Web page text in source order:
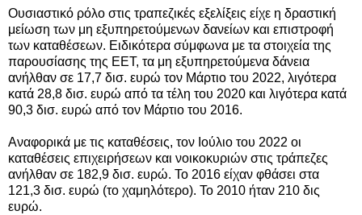
Ουσιαστικό ρόλο στις τραπεζικές εξελίξεις είχε η δραστική
μείωση των μη εξυπηρετούμενων δανείων και επιστροφή
των καταθέσεων. Ειδικότερα σύμφωνα με τα στοιχεία της
παρουσίασης της ΕΕΤ, τα μη εξυπηρετούμενα δάνεια
ανήλθαν σε 17,7 δισ. ευρώ τον Μάρτιο του 2022, λιγότερα
κατά 28,8 δισ. ευρώ από τα τέλη του 2020 και λιγότερα κατά
90,3 δισ. ευρώ από τον Μάρτιο του 2016.
Αναφορικά με τις καταθέσεις, τον Ιούλιο του 2022 οι
καταθέσεις επιχειρήσεων και νοικοκυριών στις τράπεζες
ανήλθαν σε 182,9 δισ. ευρώ. Το 2016 είχαν φθάσει στα
121,3 δισ. ευρώ (το χαμηλότερο). Το 2010 ήταν 210 δις
ευρώ.